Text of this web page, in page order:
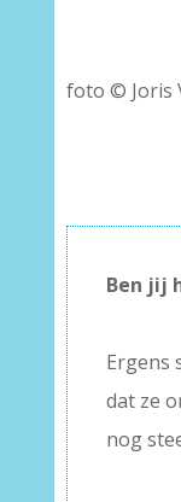
foto © Joris
Ben jij
Ergens
dat ze
nog